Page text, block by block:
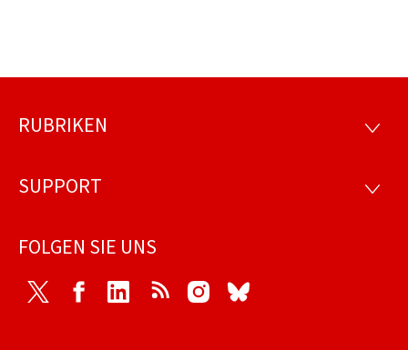
Footer
RUBRIKEN
SUPPORT
FOLGEN SIE UNS
Twitter FacebookLinkedIn RSS Instagram